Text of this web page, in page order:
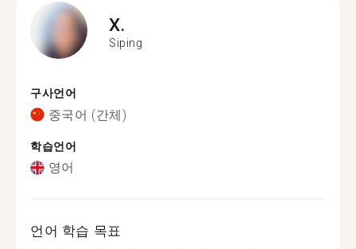
X.
Siping
구사언어
중국어 (간체)
학습언어
영어
언어 학습 목표